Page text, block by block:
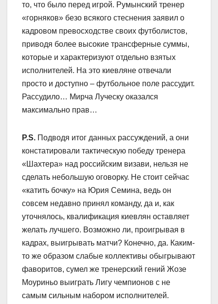
то, что было перед игрой. Румынский тренер
«горняков» безо всякого стеснения заявил о
кадровом превосходстве своих футболистов,
приводя более высокие трансферные суммы,
которые и характеризуют отдельно взятых
исполнителей. На это киевляне отвечали
просто и доступно – футбольное поле рассудит.
Рассудило… Мирча Луческу оказался
максимально прав…
P.S. Подводя итог данных рассуждений, а они
констатировали тактическую победу тренера
«Шахтера» над российским визави, нельзя не
сделать небольшую оговорку. Не стоит сейчас
«катить бочку» на Юрия Семина, ведь он
совсем недавно принял команду, да и, как
уточнялось, квалификация киевлян оставляет
желать лучшего. Возможно ли, проигрывая в
кадрах, выигрывать матчи? Конечно, да. Каким-
то же образом слабые коллективы обыгрывают
фаворитов, сумел же тренерский гений Жозе
Моуриньо выиграть Лигу чемпионов с не
самым сильным набором исполнителей.